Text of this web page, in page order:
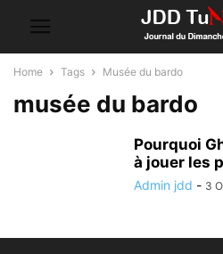
Home Tags Musée du bardo
musée du bardo
Pourquoi
à jouer les
Admin jdd - 3